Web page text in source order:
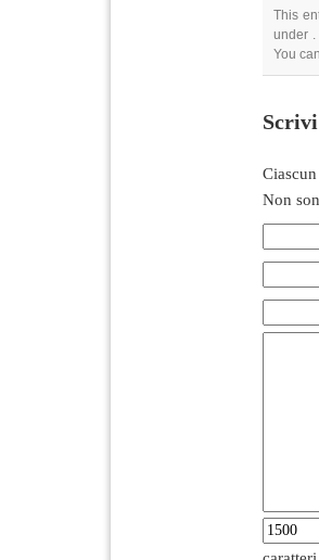
This
under
You can
Non